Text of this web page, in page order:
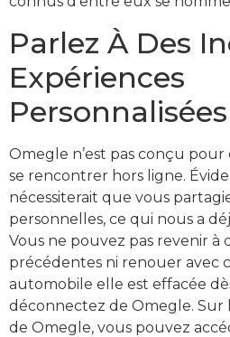
Parlez À Des
Expériences
Omegle n’est pas conçu
se rencontrer hors ligne.
nécessiterait que vous
personnelles, ce qui nous a
Vous ne pouvez pas revenir à
précédentes ni renouer avec
automobile elle est effacée
déconnectez de Omegle. Sur
de Omegle, vous pouvez